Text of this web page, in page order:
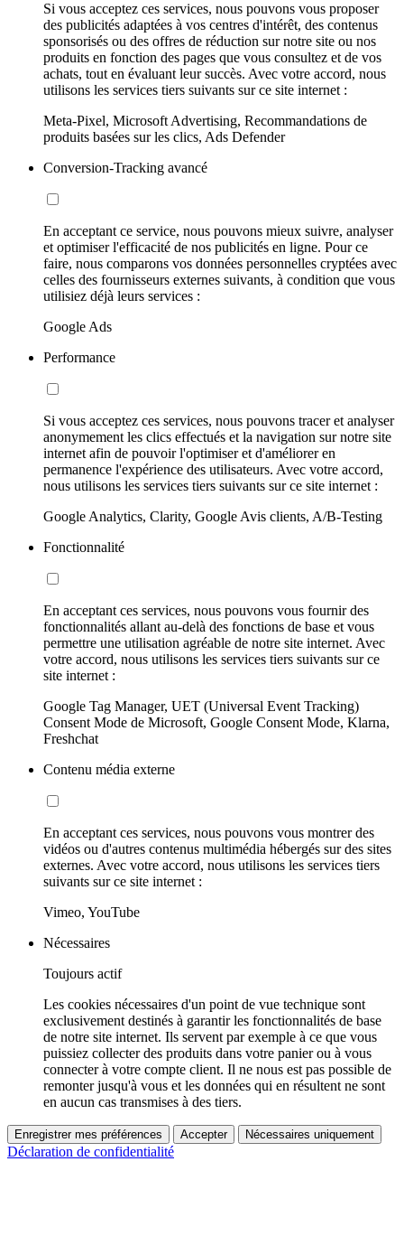
Si vous acceptez ces services, nous pouvons vous proposer
des publicités adaptées à vos centres d'intérêt, des contenus
sponsorisés ou des offres de réduction sur notre site ou nos
produits en fonction des pages que vous consultez et de vos
achats, tout en évaluant leur succès. Avec votre accord, nous
utilisons les services tiers suivants sur ce site internet :
Meta-Pixel, Microsoft Advertising, Recommandations de
produits basées sur les clics, Ads Defender
Conversion-Tracking avancé
En acceptant ce service, nous pouvons mieux suivre, analyser
et optimiser l'efficacité de nos publicités en ligne. Pour ce
faire, nous comparons vos données personnelles cryptées avec
celles des fournisseurs externes suivants, à condition que vous
utilisiez déjà leurs services :
Google Ads
Performance
Si vous acceptez ces services, nous pouvons tracer et analyser
anonymement les clics effectués et la navigation sur notre site
internet afin de pouvoir l'optimiser et d'améliorer en
permanence l'expérience des utilisateurs. Avec votre accord,
nous utilisons les services tiers suivants sur ce site internet :
Google Analytics, Clarity, Google Avis clients, A/B-Testing
Fonctionnalité
En acceptant ces services, nous pouvons vous fournir des
fonctionnalités allant au-delà des fonctions de base et vous
permettre une utilisation agréable de notre site internet. Avec
votre accord, nous utilisons les services tiers suivants sur ce
site internet :
Google Tag Manager, UET (Universal Event Tracking)
Consent Mode de Microsoft, Google Consent Mode, Klarna,
Freshchat
Contenu média externe
En acceptant ces services, nous pouvons vous montrer des
vidéos ou d'autres contenus multimédia hébergés sur des sites
externes. Avec votre accord, nous utilisons les services tiers
suivants sur ce site internet :
Vimeo, YouTube
Nécessaires
Toujours actif
Les cookies nécessaires d'un point de vue technique sont
exclusivement destinés à garantir les fonctionnalités de base
de notre site internet. Ils servent par exemple à ce que vous
puissiez collecter des produits dans votre panier ou à vous
connecter à votre compte client. Il ne nous est pas possible de
remonter jusqu'à vous et les données qui en résultent ne sont
en aucun cas transmises à des tiers.
Enregistrer mes préférences Accepter Nécessaires uniquement
Déclaration de confidentialité